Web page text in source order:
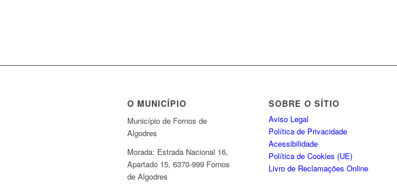
O MUNICÍPIO
Município de Fornos de
Algodres
Morada: Estrada Nacional 16,
Apartado 15, 6370-999 Fornos
de Algodres
SOBRE O SÍTIO
Aviso Legal
Política de Privacidade
Acessibilidade
Política de Cookies (UE)
Livro de Reclamações Online